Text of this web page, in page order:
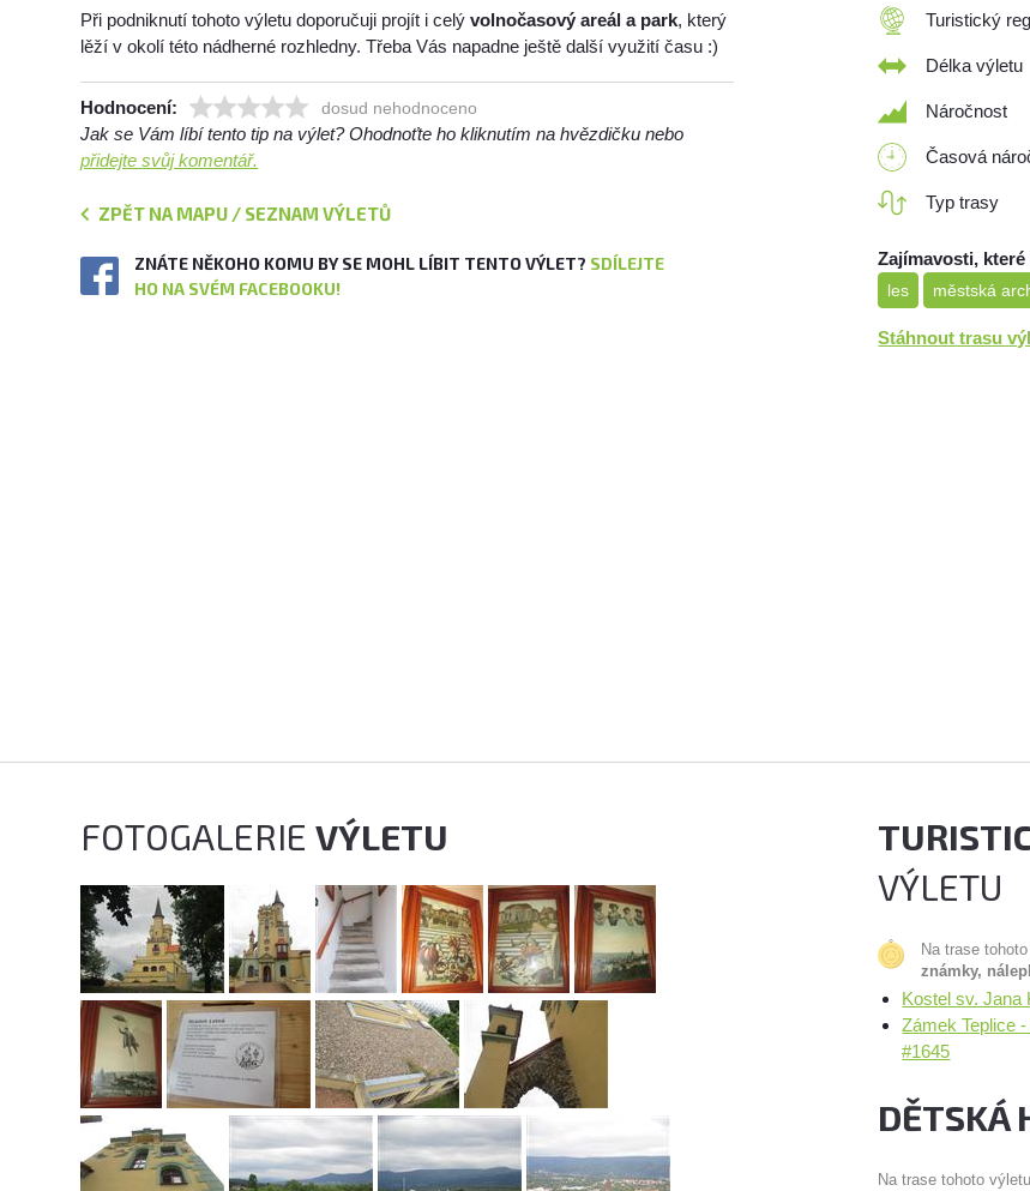
Při podniknutí tohoto výletu doporučuji projít i celývolnočasový areál a park, který
lěží v okolí této nádherné rozhledny. Třeba Vás napadne ještě další využití času :)
Hodnocení: dosud nehodnoceno
Jak se Vám líbí tento tip na výlet? Ohodnoťte ho kliknutím na hvězdičku nebo
přidejte svůj komentář.
ZPĚT NA MAPU / SEZNAM VÝLETŮ
ZNÁTE NĚKOHO KOMU BY SE MOHL LÍBIT TENTO VÝLET? SDÍLEJTE
HO NA SVÉM FACEBOOKU!
Turistický
Délka výletu
Náročnost
Časová
Typ trasy
Zajímavosti,
les městská
Stáhnout trasu
FOTOGALERIEVÝLETU
VÝLETU
Na trase
známky,
Kostel sv. Jana
Zámek Teplice
#1645
DĚTSKÁ
Na trase tohoto